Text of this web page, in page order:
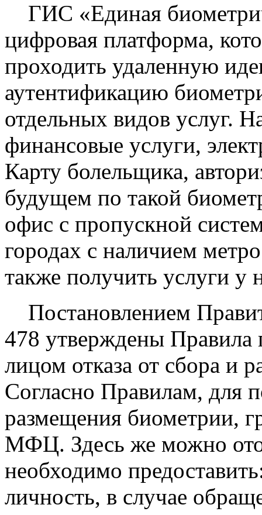
ГИС «Единая
цифровая платформа,
проходить удаленную
аутентификацию
отдельных видов услуг.
финансовые услуги,
Карту болельщика,
будущем по такой
офис с пропускной
городах с наличием
также получить услуги у
Постановлением
478 утверждены Правила
лицом отказа от сбора и
Согласно Правилам, для
размещения биометрии,
МФЦ. Здесь же можно
необходимо
личность, в случае